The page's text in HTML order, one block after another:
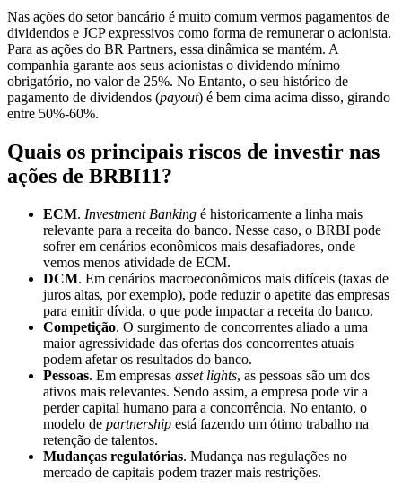
Nas ações do setor bancário é muito comum vermos pagamentos de
dividendos e JCP expressivos como forma de remunerar o acionista.
Para as ações do BR Partners, essa dinâmica se mantém. A
companhia garante aos seus acionistas o dividendo mínimo
obrigatório, no valor de 25%. No Entanto, o seu histórico de
pagamento de dividendos (payout) é bem cima acima disso, girando
entre 50%-60%.
Quais os principais riscos de investir nas
ações de BRBI11?
ECM. Investment Banking é historicamente a linha mais
relevante para a receita do banco. Nesse caso, o BRBI pode
sofrer em cenários econômicos mais desafiadores, onde
vemos menos atividade de ECM.
DCM. Em cenários macroeconômicos mais difíceis (taxas de
juros altas, por exemplo), pode reduzir o apetite das empresas
para emitir dívida, o que pode impactar a receita do banco.
Competição. O surgimento de concorrentes aliado a uma
maior agressividade das ofertas dos concorrentes atuais
podem afetar os resultados do banco.
Pessoas. Em empresas asset lights, as pessoas são um dos
ativos mais relevantes. Sendo assim, a empresa pode vir a
perder capital humano para a concorrência. No entanto, o
modelo de partnership está fazendo um ótimo trabalho na
retenção de talentos.
Mudanças regulatórias. Mudança nas regulações no
mercado de capitais podem trazer mais restrições.